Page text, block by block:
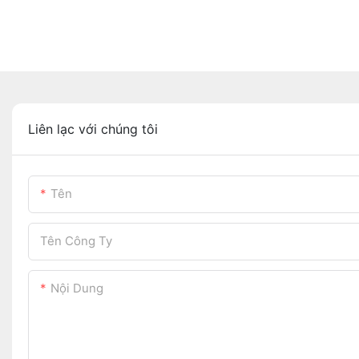
Liên lạc với chúng tôi
Tên
Tên Công Ty
Nội Dung